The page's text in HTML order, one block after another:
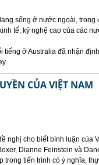
sống ở nước ngoài,
tế, kỹ nghệ cao của các
tiếng ở Australia đã nhận
CỦA VIỆT NAM
nghị cho biết bình luận của
Dianne Feinstein và
trong tiến trình có ý nghĩa,